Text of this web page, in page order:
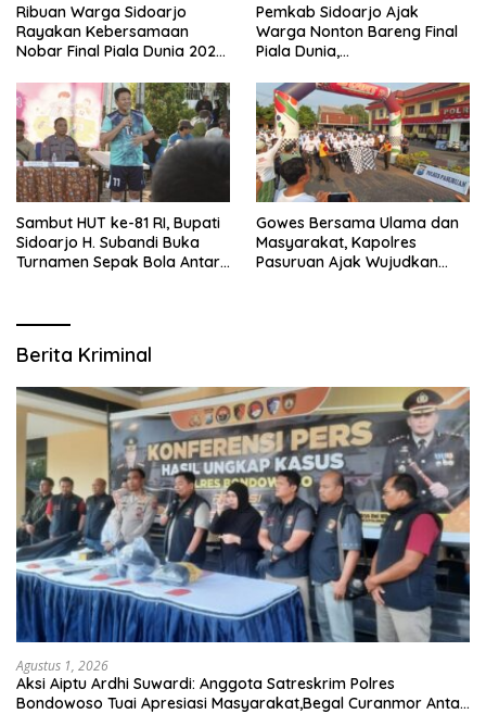
Ribuan Warga Sidoarjo
Rayakan Kebersamaan
Nobar Final Piala Dunia 2026
Forkopimda
Pemkab Sidoarjo Ajak
Warga Nonton Bareng Final
Piala Dunia,
Sambut HUT ke-81 RI, Bupati
Sidoarjo H. Subandi Buka
Turnamen Sepak Bola Antar
Gowes Bersama Ulama dan
Masyarakat, Kapolres
Pasuruan Ajak Wujudkan
Berita Kriminal
Agustus 1, 2026
Aksi Aiptu Ardhi Suwardi: Anggota Satreskrim Polres
Bondowoso Tuai Apresiasi Masyarakat,Begal Curanmor Antar